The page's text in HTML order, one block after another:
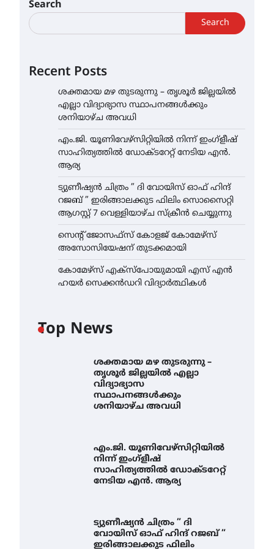
Search
Search
Recent Posts
ശക്തമായ മഴ തുടരുന്നു – തൃശൂർ ജില്ലയിൽ
എല്ലാ വിദ്യാഭ്യാസ സ്ഥാപനങ്ങൾക്കും
ശനിയാഴ്ച അവധി
എം.ജി. യൂണിവേഴ്‌സിറ്റിയിൽ നിന്ന് ഇംഗ്ളീഷ്
സാഹിത്യത്തിൽ ഡോക്ടറേറ്റ് നേടിയ എൻ.
ആര്യ
ട്യുണീഷ്യൻ ചിത്രം ” ദി വോയിസ് ഓഫ് ഹിന്ദ്
റജബ് ” ഇരിങ്ങാലക്കുട ഫിലിം സൊസൈറ്റി
ആഗസ്റ്റ് 7 വെള്ളിയാഴ്ച സ്‌ക്രീൻ ചെയ്യുന്നു
സെന്റ് ജോസഫ്സ് കോളജ് കോമേഴ്‌സ്
അസോസിയേഷന് തുടക്കമായി
കോമേഴ്സ് എക്സ്പോയുമായി എസ് എൻ
ഹയർ സെക്കൻഡറി വിദ്യാർത്ഥികൾ
Top News
ശക്തമായ മഴ തുടരുന്നു –
തൃശൂർ ജില്ലയിൽ എല്ലാ
വിദ്യാഭ്യാസ
സ്ഥാപനങ്ങൾക്കും
ശനിയാഴ്ച അവധി
എം.ജി. യൂണിവേഴ്‌സിറ്റിയിൽ
നിന്ന് ഇംഗ്ളീഷ്
സാഹിത്യത്തിൽ ഡോക്ടറേറ്റ്
നേടിയ എൻ. ആര്യ
ട്യുണീഷ്യൻ ചിത്രം ” ദി
വോയിസ് ഓഫ് ഹിന്ദ് റജബ് ”
ഇരിങ്ങാലക്കുട ഫിലിം